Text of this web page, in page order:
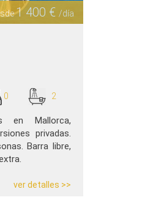
1 400 € /día
0 2
en Mallorca,
privadas.
Barra libre,
ver detalles >>